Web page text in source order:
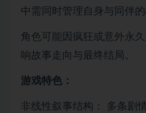
中需同时管理自身与同伴的
角色可能因疯狂或意外永
响故事走向与最终结局。
游戏特色：
非线性叙事结构： 多条剧